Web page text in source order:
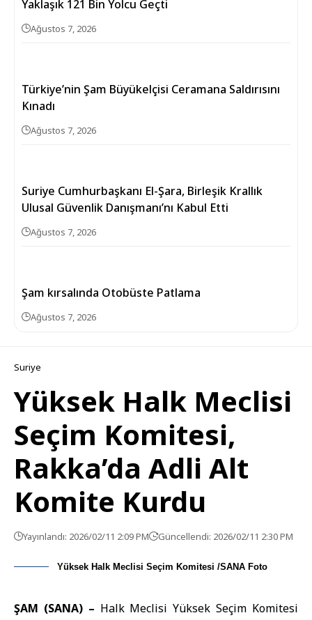
Yaklaşık 121 Bin Yolcu Geçti
Ağustos 7, 2026
Türkiye’nin Şam Büyükelçisi Ceramana Saldırısını
Kınadı
Ağustos 7, 2026
Suriye Cumhurbaşkanı El-Şara, Birleşik Krallık
Ulusal Güvenlik Danışmanı’nı Kabul Etti
Ağustos 7, 2026
Şam kırsalında Otobüste Patlama
Ağustos 7, 2026
Suriye
Yüksek Halk Meclisi
Seçim Komitesi,
Rakka’da Adli Alt
Komite Kurdu
Yayınlandı: 2026/02/11 2:09 PM Güncellendi: 2026/02/11 2:30 PM
Yüksek Halk Meclisi Seçim Komitesi /SANA Foto
ŞAM (SANA) – Halk Meclisi Yüksek Seçim Komitesi